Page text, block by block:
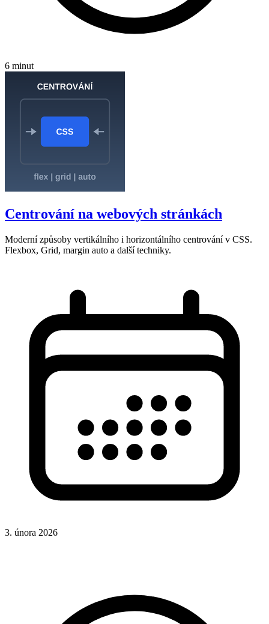
6 minut
Centrování na webových stránkách
Moderní způsoby vertikálního i horizontálního centrování v CSS.
Flexbox, Grid, margin auto a další techniky.
3. února 2026